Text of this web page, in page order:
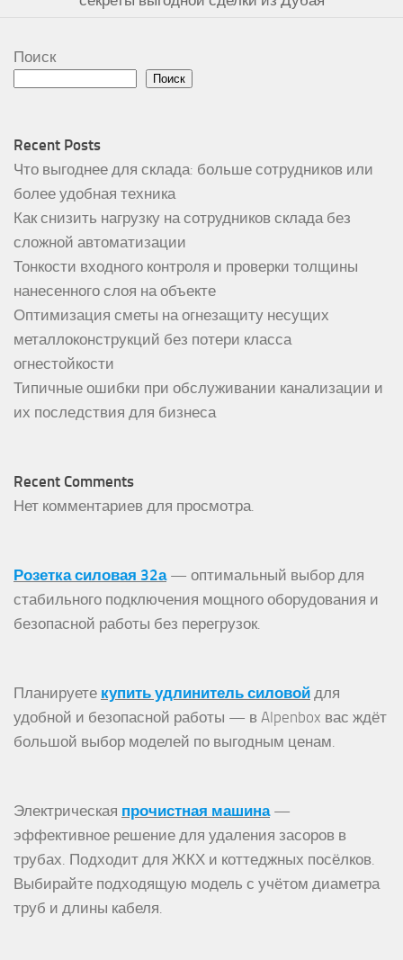
Поиск
Поиск
Recent Posts
Что выгоднее для склада: больше сотрудников или
более удобная техника
Как снизить нагрузку на сотрудников склада без
сложной автоматизации
Тонкости входного контроля и проверки толщины
нанесенного слоя на объекте
Оптимизация сметы на огнезащиту несущих
металлоконструкций без потери класса
огнестойкости
Типичные ошибки при обслуживании канализации и
их последствия для бизнеса
Recent Comments
Нет комментариев для просмотра.
Розетка силовая 32а— оптимальный выбор для
стабильного подключения мощного оборудования и
безопасной работы без перегрузок.
Планируете купить удлинитель силовой для
удобной и безопасной работы — в Alpenbox вас ждёт
большой выбор моделей по выгодным ценам.
Электрическая прочистная машина—
эффективное решение для удаления засоров в
трубах. Подходит для ЖКХ и коттеджных посёлков.
Выбирайте подходящую модель с учётом диаметра
труб и длины кабеля.